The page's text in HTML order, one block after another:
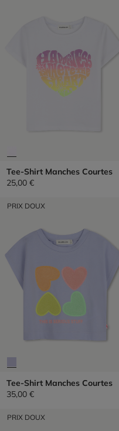
Tee-Shirt Manches Courtes
25,00 €
PRIX DOUX
Tee-Shirt Manches Courtes
35,00 €
PRIX DOUX